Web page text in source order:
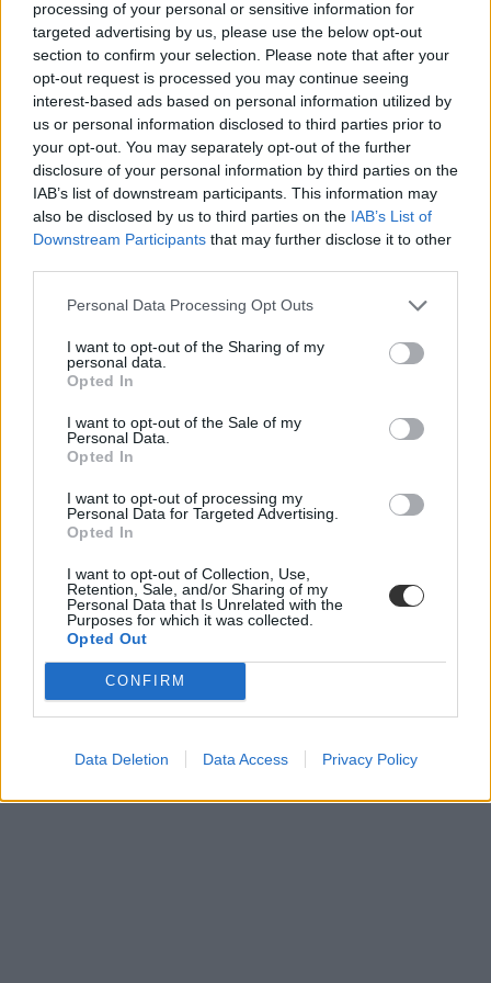
processing of your personal or sensitive information for
targeted advertising by us, please use the below opt-out
section to confirm your selection. Please note that after your
opt-out request is processed you may continue seeing
interest-based ads based on personal information utilized by
us or personal information disclosed to third parties prior to
your opt-out. You may separately opt-out of the further
disclosure of your personal information by third parties on the
IAB’s list of downstream participants. This information may
also be disclosed by us to third parties on the IAB’s List of
Downstream Participants that may further disclose it to other
Personal Data Processing Opt Outs
I want to opt-out of the Sharing of my
personal data.
Opted In
I want to opt-out of the Sale of my
Personal Data.
Opted In
I want to opt-out of processing my
Personal Data for Targeted Advertising.
Opted In
I want to opt-out of Collection, Use,
Retention, Sale, and/or Sharing of my
Personal Data that Is Unrelated with the
Purposes for which it was collected.
Opted Out
CONFIRM
Data Deletion Data Access Privacy Policy
továbbtanulhatnak, sőt, a szakmai érettségijük emelt szintűnek
számít. A szakma többletpontokat is érhet, főleg, ha azonos
szakterületen tanulnátok tovább.
Mindezeket összevetve tehát a technikumok leginkább azoknak a
középiskolásoknak kedveznek, akik fontolgatják a felsőoktatásban
való továbbtanulást, ezért mindenképpen szeretnének érettségit
szerezni, ugyanakkor szeretnék, ha lenne egy szakképzettség is a
kezükben, amivel akár már a középiskola elvégzése után is biztos
állásuk és keresetük lehet.
Hogyan lehet bekerülni?
intézményekben gyakran komoly feltételekhez, a központi írásbeli
felvételi megírása mellett szóbeli felvételi vizsgához is kötik.
A felvételi módjáról és követelményeiről az iskolák felvételi
tájékoztatóiban olvashattok, a középiskolai felvételi legfontosabb
Ha arra is kíváncsiak vagytok, hogy kiknek ajánlottak a négy
évfolyamos gimnáziumok,